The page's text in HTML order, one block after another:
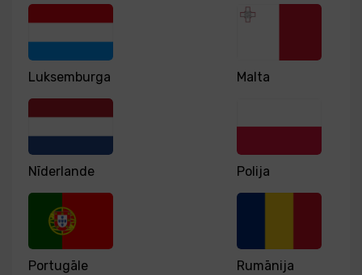
Luksemburga Malta
Nīderlande Polija
Portugāle Rumānija